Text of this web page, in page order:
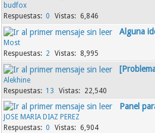
budfox
0
6,846
Alguna
Most
2
8,995
Alekhine
13
22,540
Panel
JOSE MARIA DIAZ PEREZ
0
6,904